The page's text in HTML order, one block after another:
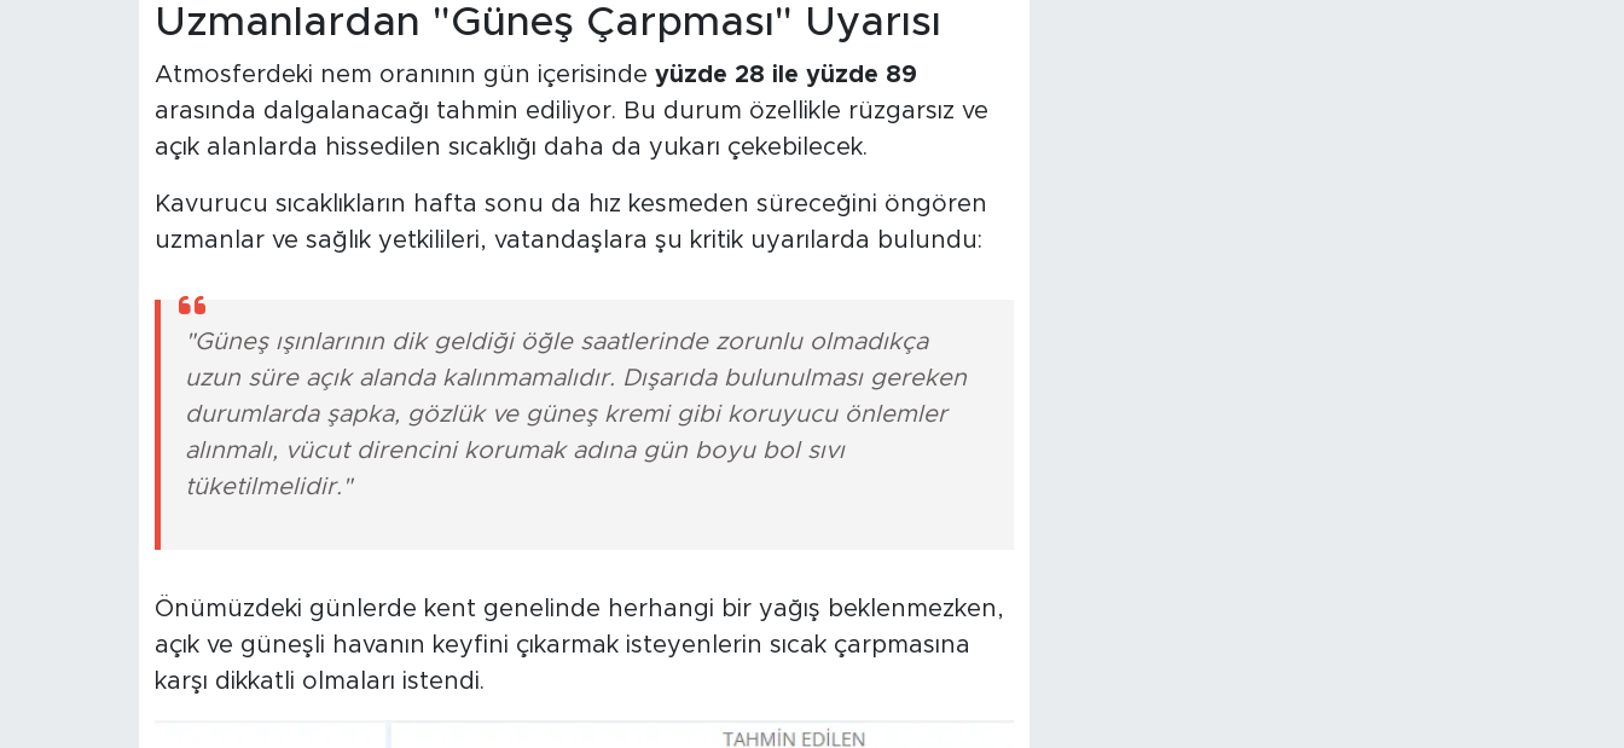
Uzmanlardan "Güneş Çarpması" Uyarısı
Atmosferdeki nem oranının gün içerisinde yüzde 28 ile yüzde 89
arasında dalgalanacağı tahmin ediliyor. Bu durum özellikle rüzgarsız ve
açık alanlarda hissedilen sıcaklığı daha da yukarı çekebilecek.
Kavurucu sıcaklıkların hafta sonu da hız kesmeden süreceğini öngören
uzmanlar ve sağlık yetkilileri, vatandaşlara şu kritik uyarılarda bulundu:
"Güneş ışınlarının dik geldiği öğle saatlerinde zorunlu olmadıkça
uzun süre açık alanda kalınmamalıdır. Dışarıda bulunulması gereken
durumlarda şapka, gözlük ve güneş kremi gibi koruyucu önlemler
alınmalı, vücut direncini korumak adına gün boyu bol sıvı
tüketilmelidir."
Önümüzdeki günlerde kent genelinde herhangi bir yağış beklenmezken,
açık ve güneşli havanın keyfini çıkarmak isteyenlerin sıcak çarpmasına
karşı dikkatli olmaları istendi.